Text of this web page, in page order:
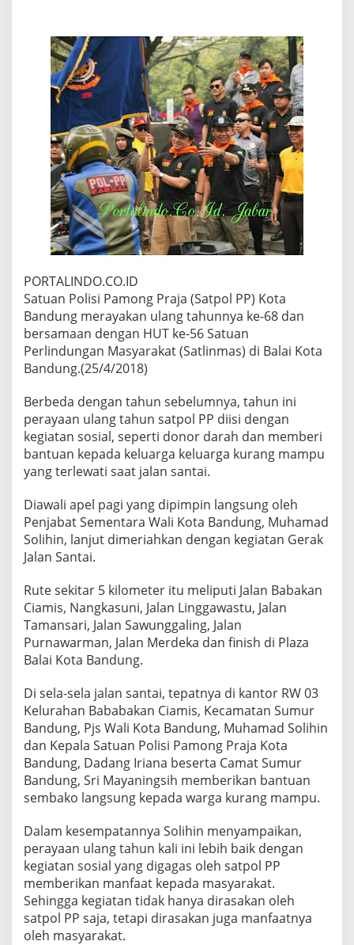
A
K
A
N
H
U
T
S
A
T
P
O
L
P
K
E
6
8
.
PORTALINDO.CO.ID
Satuan Polisi Pamong Praja (Satpol PP) Kota
Bandung merayakan ulang tahunnya ke-68 dan
bersamaan dengan HUT ke-56 Satuan
Perlindungan Masyarakat (Satlinmas) di Balai Kota
Bandung.(25/4/2018)
Berbeda dengan tahun sebelumnya, tahun ini
perayaan ulang tahun satpol PP diisi dengan
kegiatan sosial, seperti donor darah dan memberi
bantuan kepada keluarga keluarga kurang mampu
yang terlewati saat jalan santai.
Diawali apel pagi yang dipimpin langsung oleh
Penjabat Sementara Wali Kota Bandung, Muhamad
Solihin, lanjut dimeriahkan dengan kegiatan Gerak
Jalan Santai.
Rute sekitar 5 kilometer itu meliputi Jalan Babakan
Ciamis, Nangkasuni, Jalan Linggawastu, Jalan
Tamansari, Jalan Sawunggaling, Jalan
Purnawarman, Jalan Merdeka dan finish di Plaza
Balai Kota Bandung.
Di sela-sela jalan santai, tepatnya di kantor RW 03
Kelurahan Bababakan Ciamis, Kecamatan Sumur
Bandung, Pjs Wali Kota Bandung, Muhamad Solihin
dan Kepala Satuan Polisi Pamong Praja Kota
Bandung, Dadang Iriana beserta Camat Sumur
Bandung, Sri Mayaningsih memberikan bantuan
sembako langsung kepada warga kurang mampu.
Dalam kesempatannya Solihin menyampaikan,
perayaan ulang tahun kali ini lebih baik dengan
kegiatan sosial yang digagas oleh satpol PP
memberikan manfaat kepada masyarakat.
Sehingga kegiatan tidak hanya dirasakan oleh
satpol PP saja, tetapi dirasakan juga manfaatnya
oleh masyarakat.